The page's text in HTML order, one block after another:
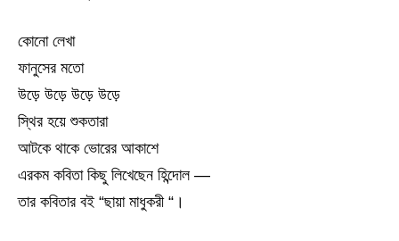
কোনো লেখা
ফানুসের মতো
উড়ে উড়ে উড়ে উড়ে
স্থির হয়ে শুকতারা
আটকে থাকে ভোরের আকাশে
এরকম কবিতা কিছু লিখেছেন হিন্দোল —
তার কবিতার বই “ছায়া মাধুকরী “।